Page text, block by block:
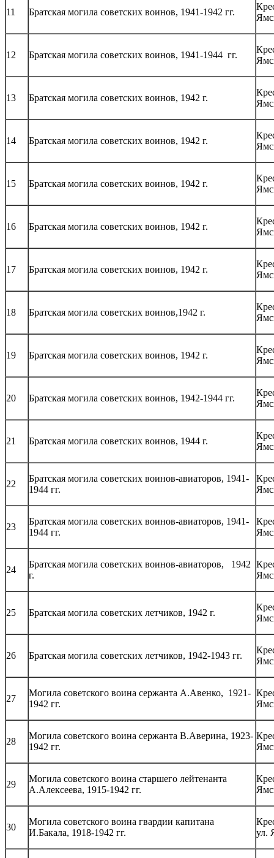
11 Братская могила советских воинов, 1941-1942 гг.
12 Братская могила советских воинов, 1941-1944 гг.
13 Братская могила советских воинов, 1942 г.
14 Братская могила советских воинов, 1942 г.
15 Братская могила советских воинов, 1942 г.
16 Братская могила советских воинов, 1942 г.
17 Братская могила советских воинов, 1942 г.
18 Братская могила советских воинов,1942 г.
19 Братская могила советских воинов, 1942 г.
20 Братская могила советских воинов, 1942-1944 гг.
21 Братская могила советских воинов, 1944 г.
22
Братская могила советских воинов-авиаторов, 1941-
1944 гг.
23
Братская могила советских воинов-авиаторов, 1941-
1944 гг.
24
Братская могила советских воинов-авиаторов, 1942
г.
25 Братская могила советских летчиков, 1942 г.
26 Братская могила советских летчиков, 1942-1943 гг.
27
Могила советского воина сержанта А.Авенко, 1921-
1942 гг.
28
Могила советского воина сержанта В.Аверина, 1923-
1942 гг.
29
Могила советского воина старшего лейтенанта
А.Алексеева, 1915-1942 гг.
30
Могила советского воина гвардии капитана
И.Бакала, 1918-1942 гг.
ул.